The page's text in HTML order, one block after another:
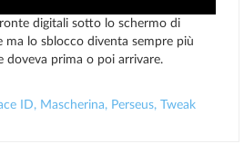
digitali sotto lo schermo di
ma lo sblocco diventa sempre più
doveva prima o poi arrivare.
ID, Mascherina, Perseus, Tweak